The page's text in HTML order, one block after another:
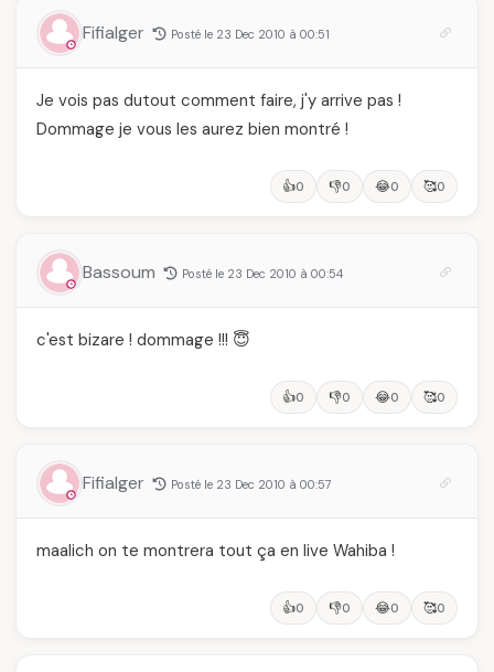
Fifialger Posté le 23 Dec 2010 à 00:51
Je vois pas dutout comment faire, j'y arrive pas !
Dommage je vous les aurez bien montré !
👍0 👎0 😂0 🥰0
Bassoum Posté le 23 Dec 2010 à 00:54
c'est bizare ! dommage !!! 😇
👍0 👎0 😂0 🥰0
Fifialger Posté le 23 Dec 2010 à 00:57
maalich on te montrera tout ça en live Wahiba !
👍0 👎0 😂0 🥰0